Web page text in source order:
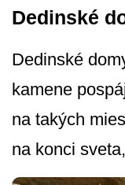
Dedinské
Dedinské
kamene
na takých
na konci